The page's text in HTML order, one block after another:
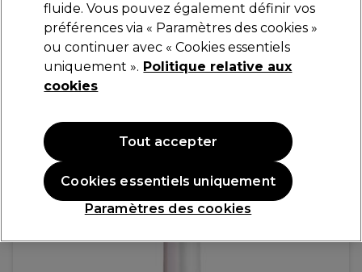
2AM London Build It Baby - Gel de
construction transparent - High Standards
15ml
(7)
19,05 €
OFFRE
fluide. Vous pouvez également définir vos
préférences via « Paramètres des cookies »
ou continuer avec « Cookies essentiels
uniquement ». Politique relative aux
cookies
Paramètres des cookies
Cookies essentiels uniquement
Tout accepter